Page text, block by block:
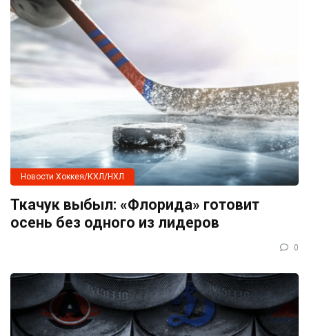
Новости Хоккея/КХЛ/НХЛ
Ткачук выбыл: «Флорида» готовит
осень без одного из лидеров
0